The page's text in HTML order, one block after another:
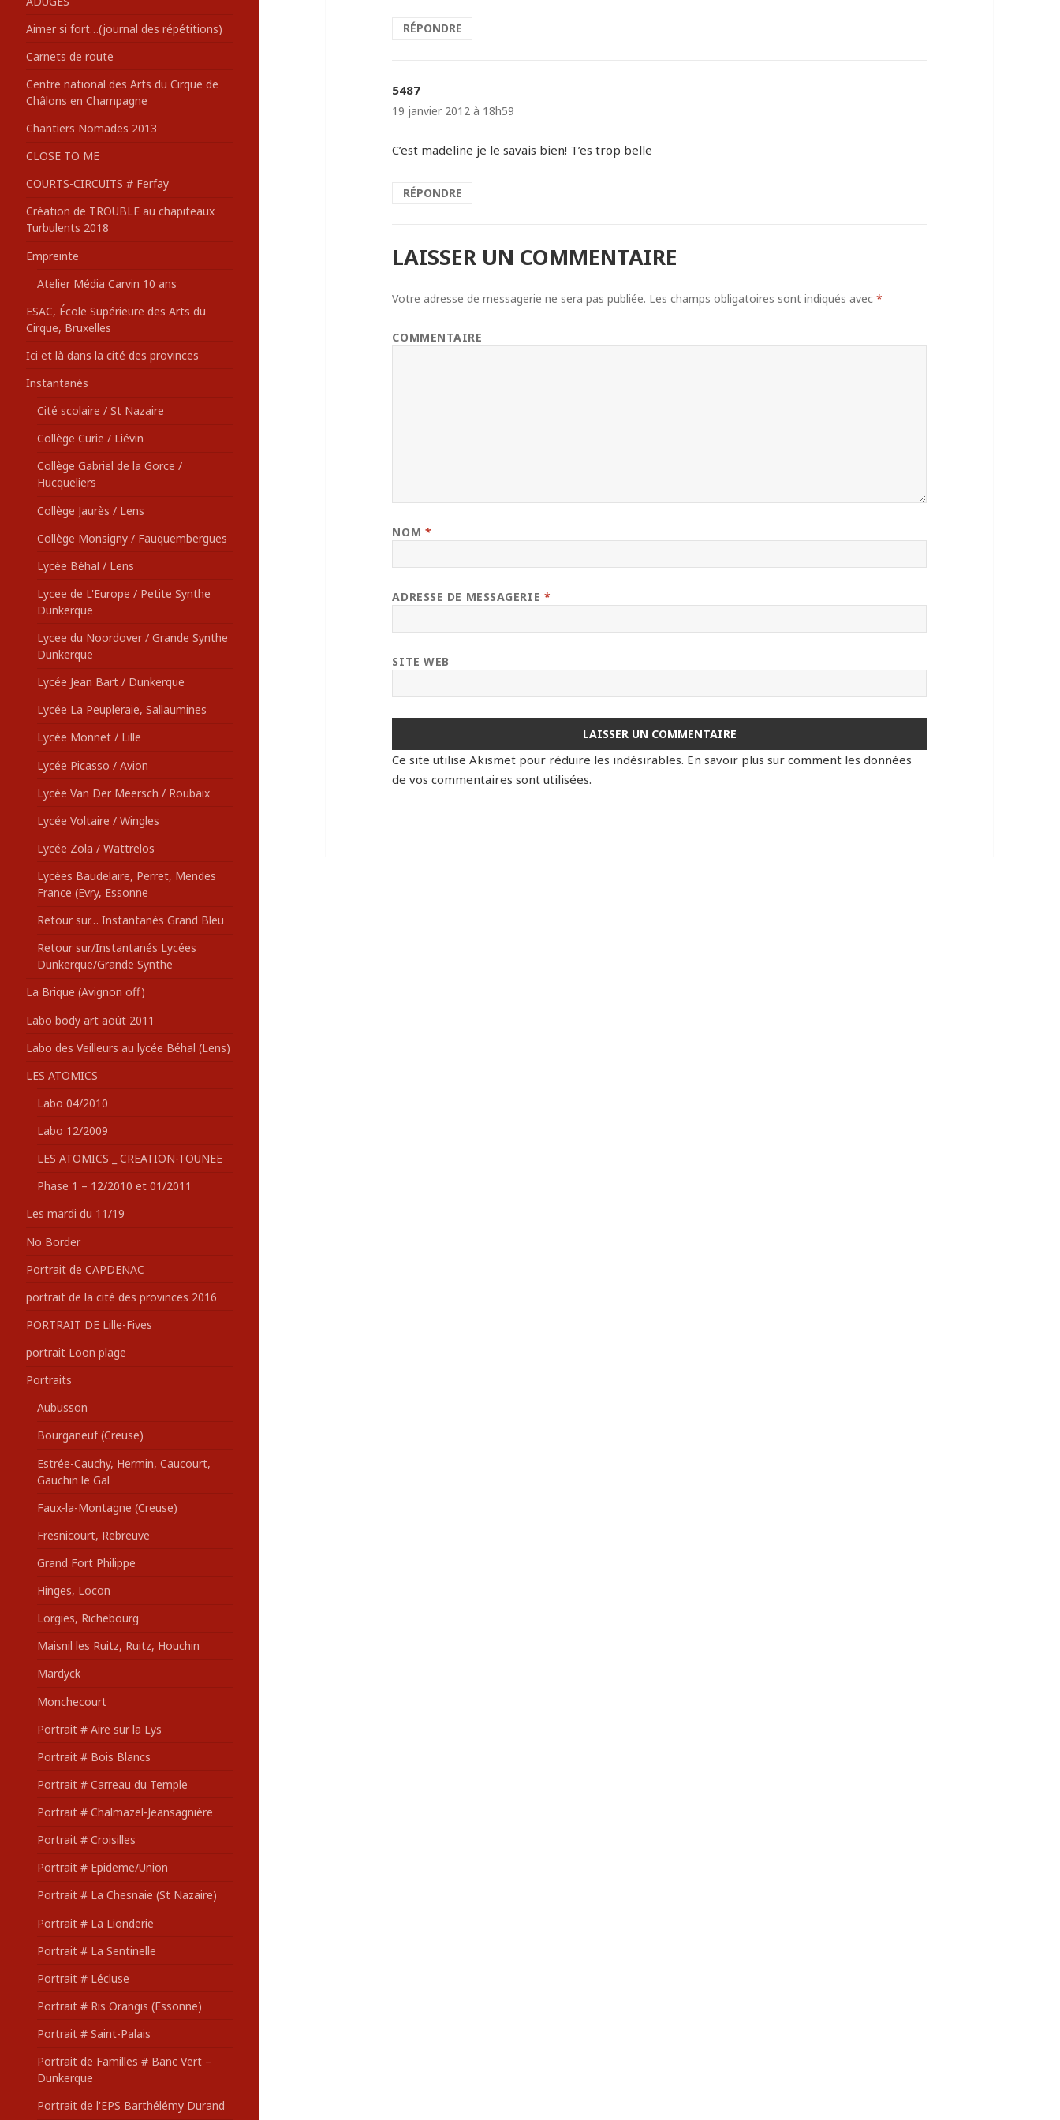
:Aimer si fort…(journal des répétitions)
Carnets de route
Centre national des Arts du Cirque de
Châlons en Champagne
Chantiers Nomades 2013
CLOSE TO ME
COURTS-CIRCUITS # Ferfay
Création de TROUBLE au chapiteaux
Turbulents 2018
Empreinte
Atelier Média Carvin 10 ans
ESAC, École Supérieure des Arts du
Cirque, Bruxelles
Ici et là dans la cité des provinces
Instantanés
Cité scolaire / St Nazaire
Collège Curie / Liévin
Collège Gabriel de la Gorce /
Hucqueliers
Collège Jaurès / Lens
Collège Monsigny / Fauquembergues
Lycée Béhal / Lens
Lycee de L'Europe / Petite Synthe
Dunkerque
Lycee du Noordover / Grande Synthe
Dunkerque
Lycée Jean Bart / Dunkerque
Lycée La Peupleraie, Sallaumines
Lycée Monnet / Lille
Lycée Picasso / Avion
Lycée Van Der Meersch / Roubaix
Lycée Voltaire / Wingles
Lycée Zola / Wattrelos
Lycées Baudelaire, Perret, Mendes
France (Evry, Essonne
Retour sur… Instantanés Grand Bleu
Retour sur/Instantanés Lycées
Dunkerque/Grande Synthe
La Brique (Avignon off)
Labo body art août 2011
Labo des Veilleurs au lycée Béhal (Lens)
LES ATOMICS
Labo 04/2010
Labo 12/2009
LES ATOMICS _ CREATION-TOUNEE
Phase 1 – 12/2010 et 01/2011
Les mardi du 11/19
No Border
Portrait de CAPDENAC
portrait de la cité des provinces 2016
PORTRAIT DE Lille-Fives
portrait Loon plage
Portraits
Aubusson
Bourganeuf (Creuse)
Estrée-Cauchy, Hermin, Caucourt,
Gauchin le Gal
Faux-la-Montagne (Creuse)
Fresnicourt, Rebreuve
Grand Fort Philippe
Hinges, Locon
Lorgies, Richebourg
Maisnil les Ruitz, Ruitz, Houchin
Mardyck
Monchecourt
Portrait # Aire sur la Lys
Portrait # Bois Blancs
Portrait # Carreau du Temple
Portrait # Chalmazel-Jeansagnière
Portrait # Croisilles
Portrait # Epideme/Union
Portrait # La Chesnaie (St Nazaire)
Portrait # La Lionderie
Portrait # La Sentinelle
Portrait # Lécluse
Portrait # Ris Orangis (Essonne)
Portrait # Saint-Palais
Portrait de Familles # Banc Vert –
Dunkerque
Portrait de l'EPS Barthélémy Durand
RÉPONDRE
5487
19 janvier 2012 à 18h59
C’est madeline je le savais bien! T’es trop belle
RÉPONDRE
LAISSER UN COMMENTAIRE
Votre adresse de messagerie ne sera pas publiée. Les champs obligatoires sont indiqués avec*
COMMENTAIRE
NOM *
ADRESSE DE MESSAGERIE *
SITE WEB
Ce site utilise Akismet pour réduire les indésirables. En savoir plus sur comment les données
de vos commentaires sont utilisées.